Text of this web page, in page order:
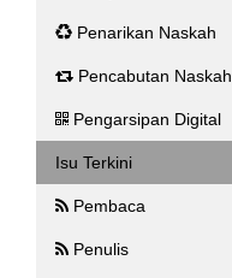
Penarikan Naskah
Pencabutan Naskah
Pengarsipan Digital
Isu Terkini
Pembaca
Penulis